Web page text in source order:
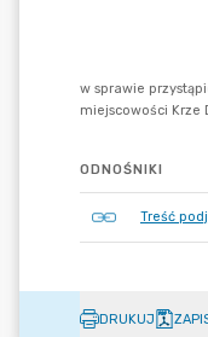
ODNOŚNIKI
Treść
DRUKUJ